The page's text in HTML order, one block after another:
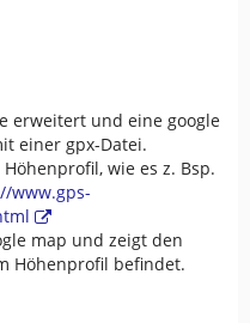
erweitert und eine google
einer gpx-Datei.
wie es z. Bsp.
www.gps-
map und zeigt den
Höhenprofil befindet.